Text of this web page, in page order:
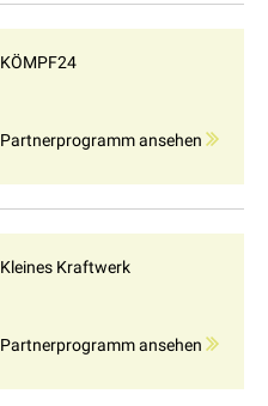
KÖMPF24
Partnerprogramm ansehen
Kleines Kraftwerk
Partnerprogramm ansehen